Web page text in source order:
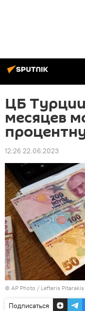
ЦБ
месяцев
12:26 22.06.2023
© AP Photo / Lefteris Pitarakis
Подписаться